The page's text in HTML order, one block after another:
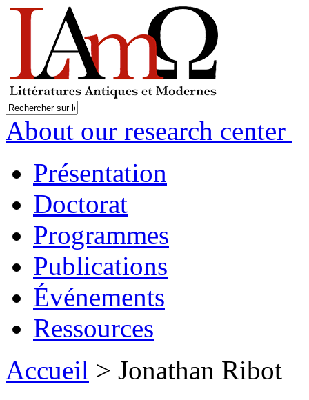
About our research center
Présentation
Doctorat
Programmes
Publications
Événements
Ressources
Accueil > Jonathan Ribot